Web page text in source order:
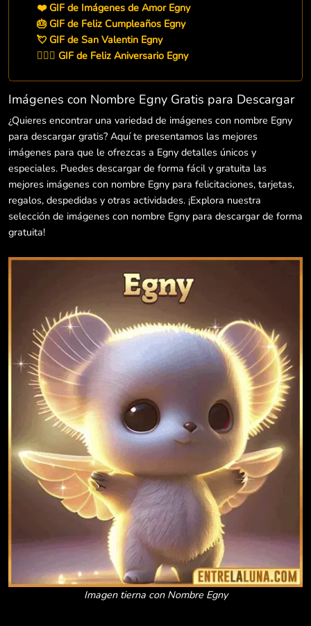
❤️ GIF de Imágenes de Amor Egny
🎂 GIF de Feliz Cumpleaños Egny
💘 GIF de San Valentin Egny
👨‍❤️‍👨 GIF de Feliz Aniversario Egny
Imágenes con Nombre Egny Gratis para Descargar
¿Quieres encontrar una variedad de imágenes con nombre Egny
para descargar gratis? Aquí te presentamos las mejores
imágenes para que le ofrezcas a Egny detalles únicos y
especiales. Puedes descargar de forma fácil y gratuita las
mejores imágenes con nombre Egny para felicitaciones, tarjetas,
regalos, despedidas y otras actividades. ¡Explora nuestra
selección de imágenes con nombre Egny para descargar de forma
gratuita!
Imagen tierna con Nombre Egny